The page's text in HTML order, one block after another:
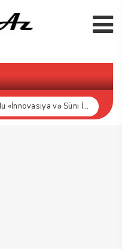
“Bakcell» və Gənclər Fondu «İnnovasiya və Süni İntellekt» üzrə təqaüd proqramının qalibləri ilə görüş keçirib